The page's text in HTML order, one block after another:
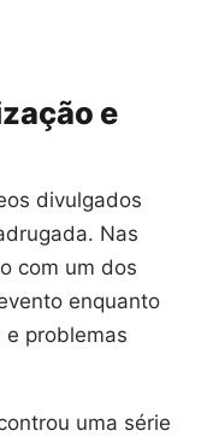
e
divulgados
Nas
com um dos
enquanto
problemas
uma série